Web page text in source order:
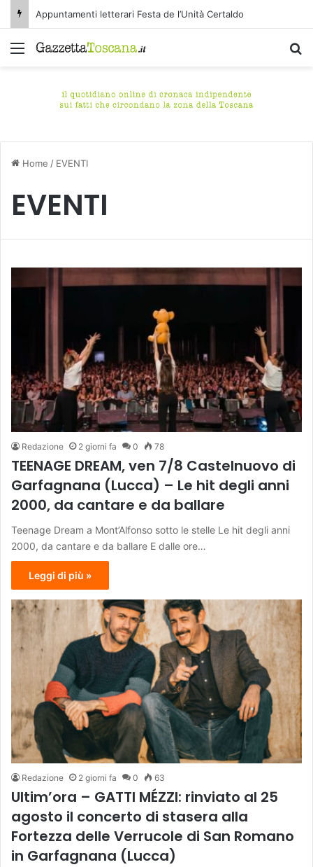
Appuntamenti letterari Festa de l’Unità Certaldo
Menu
Home / EVENTI
EVENTI
Redazione 2 giorni fa 0 78
TEENAGE DREAM, ven 7/8 Castelnuovo di
Garfagnana (Lucca) – Le hit degli anni
2000, da cantare e da ballare
Teenage Dream a Mont’Alfonso sotto le stelle Le hit degli anni
2000, da cantare e da ballare E dalle ore…
Leggi di più »
Redazione 2 giorni fa 0 63
Ultim’ora – GATTI MÉZZI: rinviato al 25
agosto il concerto di stasera alla
Fortezza delle Verrucole di San Romano
in Garfagnana (Lucca)